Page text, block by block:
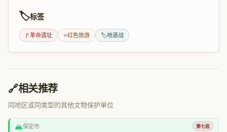
🏷️标签
🚩革命遗址 ⭐红色旅游 🏷️地道战
🔗相关推荐
同地区或同类型的其他文物保护单位
🏔️保定市 第七批